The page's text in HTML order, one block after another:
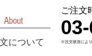
About
について
ご注文
※注文状況によ